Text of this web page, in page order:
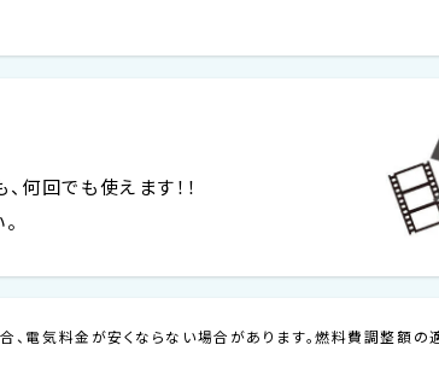
何回でも使えます！！
電気料金が安くならない場合があります。燃料費調整額の